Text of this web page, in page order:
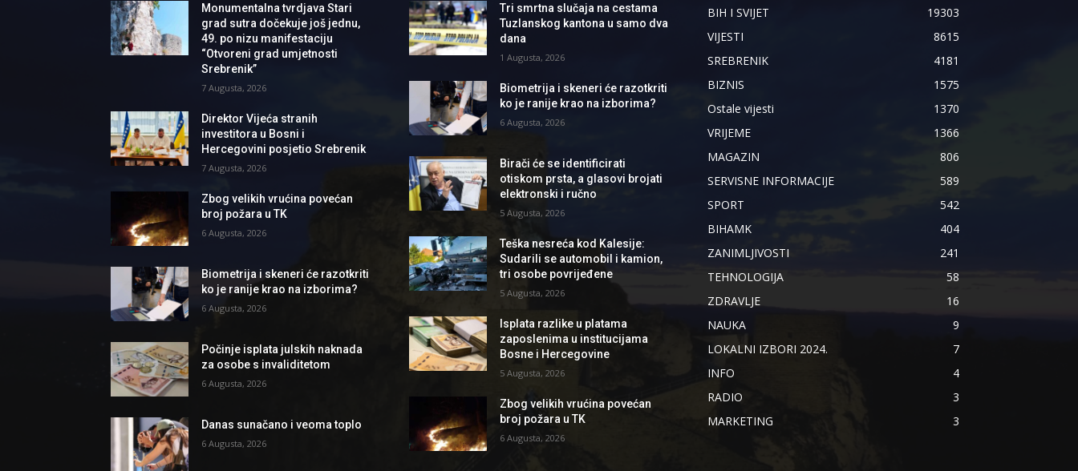
Monumentalna tvrdjava Stari
grad sutra dočekuje još jednu,
49. po nizu manifestaciju
“Otvoreni grad umjetnosti
Srebrenik”
7 Augusta, 2026
Direktor Vijeća stranih
investitora u Bosni i
Hercegovini posjetio Srebrenik
7 Augusta, 2026
Zbog velikih vrućina povećan
broj požara u TK
6 Augusta, 2026
Biometrija i skeneri će razotkriti
ko je ranije krao na izborima?
6 Augusta, 2026
Počinje isplata julskih naknada
za osobe s invaliditetom
6 Augusta, 2026
Danas sunačano i veoma toplo
6 Augusta, 2026
Tri smrtna slučaja na cestama
Tuzlanskog kantona u samo dva
dana
1 Augusta, 2026
Biometrija i skeneri će razotkriti
ko je ranije krao na izborima?
6 Augusta, 2026
Birači će se identificirati
otiskom prsta, a glasovi brojati
elektronski i ručno
5 Augusta, 2026
Teška nesreća kod Kalesije:
Sudarili se automobil i kamion,
tri osobe povrijeđene
5 Augusta, 2026
Isplata razlike u platama
zaposlenima u institucijama
Bosne i Hercegovine
5 Augusta, 2026
Zbog velikih vrućina povećan
broj požara u TK
6 Augusta, 2026
BIH I SVIJET
19303
VIJESTI
8615
SREBRENIK
4181
BIZNIS
1575
Ostale vijesti
1370
VRIJEME
1366
MAGAZIN
806
SERVISNE INFORMACIJE
589
SPORT
542
BIHAMK
404
ZANIMLJIVOSTI
241
TEHNOLOGIJA
58
ZDRAVLJE
16
NAUKA
9
LOKALNI IZBORI 2024.
7
INFO
4
RADIO
3
MARKETING
3